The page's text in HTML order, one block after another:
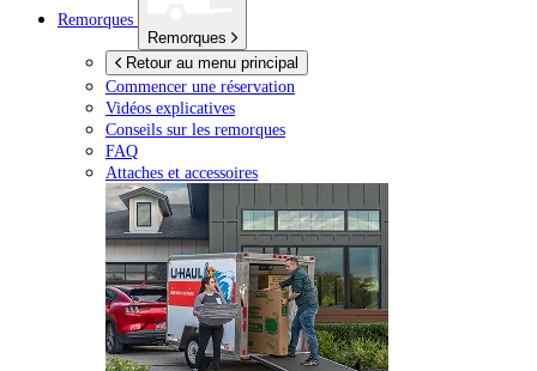
Remorques
Remorques
Retour au menu principal
Commencer une réservation
Vidéos explicatives
Conseils sur les remorques
FAQ
Attaches et accessoires